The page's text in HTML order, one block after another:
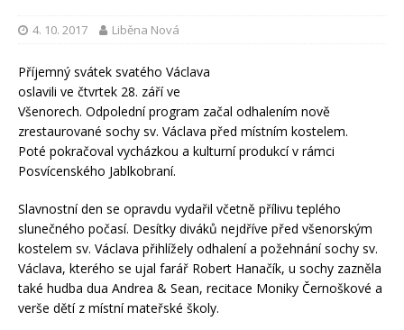
4. 10. 2017 Liběna Nová
Příjemný svátek svatého Václava
oslavili ve čtvrtek 28. září ve
Všenorech. Odpolední program začal odhalením nově
zrestaurované sochy sv. Václava před místním kostelem.
Poté pokračoval vycházkou a kulturní produkcí v rámci
Posvícenského Jablkobraní.
Slavnostní den se opravdu vydařil včetně přílivu teplého
slunečného počasí. Desítky diváků nejdříve před všenorským
kostelem sv. Václava přihlížely odhalení a požehnání sochy sv.
Václava, kterého se ujal farář Robert Hanačík, u sochy zazněla
také hudba dua Andrea & Sean, recitace Moniky Černoškové a
verše dětí z místní mateřské školy.